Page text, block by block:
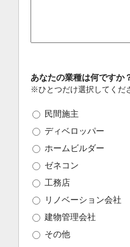
あなたの業種は何ですか
※ひとつだけ選択してくだ
民間施主
ディベロッパー
ホームビルダー
ゼネコン
工務店
リノベーション会社
建物管理会社
その他